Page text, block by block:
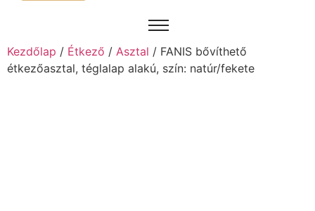
Kezdőlap / Étkező / Asztal / FANIS bővíthető
étkezőasztal, téglalap alakú, szín: natúr/fekete